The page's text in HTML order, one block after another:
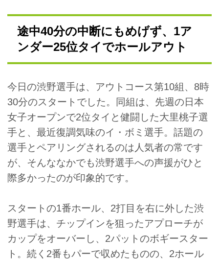
途中40分の中断にもめげず、1ア
ンダー25位タイでホールアウト
今日の渋野選手は、アウトコース第10組、8時
30分のスタートでした。同組は、先週の日本
女子オープンで2位タイと健闘した大里桃子選
手と、最近復調気味のイ・ボミ選手。話題の
選手とペアリングされるのは人気者の常です
が、そんななかでも渋野選手への声援がひと
際多かったのが印象的です。
スタートの1番ホール、2打目を右に外した渋
野選手は、チップインを狙ったアプローチが
カップをオーバーし、2パットのボギースター
ト。続く2番もパーで収めたものの、2ホール